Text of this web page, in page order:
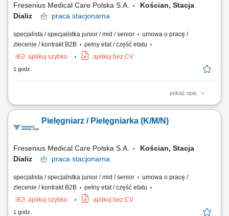
Fresenius Medical Care Polska S.A.
Kościan, Stacja
Dializ
praca stacjonarna
specjalista / specjalistka junior / mid / senior
umowa o pracę /
zlecenie / kontrakt B2B
pełny etat / część etatu
aplikuj szybko
aplikuj bez CV
1 godz.
pokaż opis
Opis stanowiska: Dokumentowanie przebiegu dializy i procesów
przygotowanie maszyny do dializy oraz dializatora; Przygotowanie
pacjenta do dializy zgodnie z obowiązującym protokołem (kontrola
Pielęgniarz / Pielęgniarka (K/M/N)
Fresenius Medical Care Polska S.A.
Kościan, Stacja
Dializ
praca stacjonarna
specjalista / specjalistka junior / mid / senior
umowa o pracę /
zlecenie / kontrakt B2B
pełny etat / część etatu
aplikuj szybko
aplikuj bez CV
1 godz.